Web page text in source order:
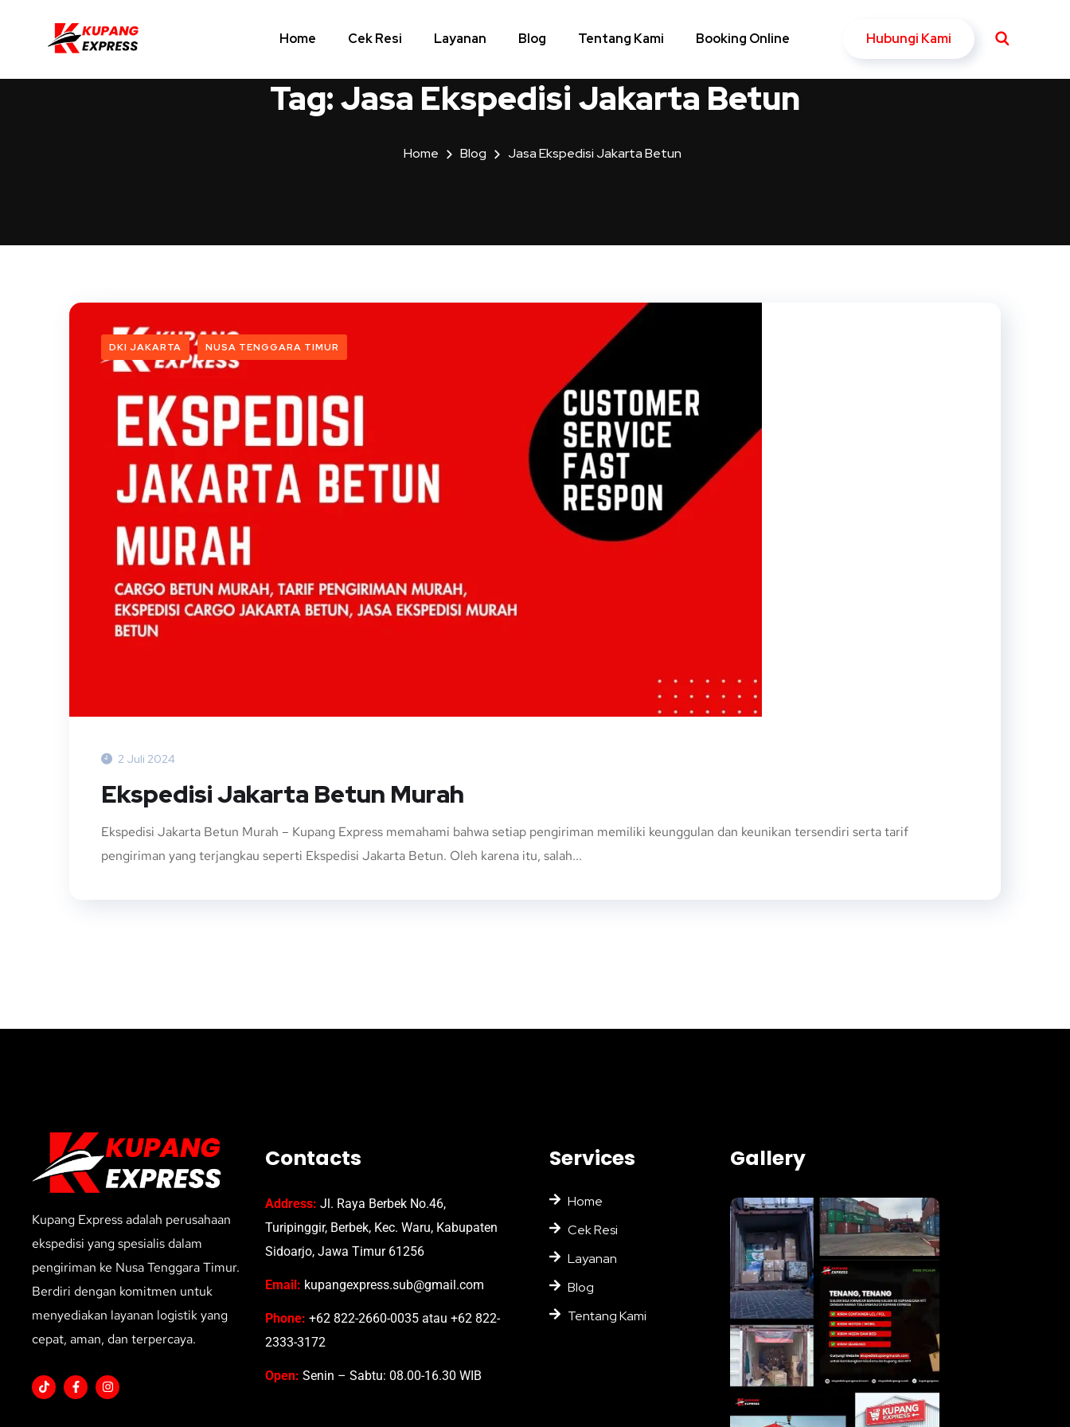
Home Cek Resi Layanan Blog Tentang Kami Booking Online Hubungi Kami
Tag:Jasa Ekspedisi Jakarta Betun
Home Blog Jasa Ekspedisi Jakarta Betun
DKI JAKARTA NUSA TENGGARA TIMUR
2 Juli 2024
Ekspedisi Jakarta Betun Murah
Ekspedisi Jakarta Betun Murah – Kupang Express memahami bahwa setiap pengiriman memiliki keunggulan dan keunikan tersendiri serta tarif
pengiriman yang terjangkau seperti Ekspedisi Jakarta Betun. Oleh karena itu, salah...
Kupang Express adalah perusahaan
ekspedisi yang spesialis dalam
pengiriman ke Nusa Tenggara Timur.
Berdiri dengan komitmen untuk
menyediakan layanan logistik yang
cepat, aman, dan terpercaya.
Contacts
Address: Jl. Raya Berbek No.46,
Turipinggir, Berbek, Kec. Waru, Kabupaten
Sidoarjo, Jawa Timur 61256
Email: kupangexpress.sub@gmail.com
Phone: +62 822-2660-0035 atau +62 822-
2333-3172
Open: Senin – Sabtu: 08.00-16.30 WIB
Services
Home
Cek Resi
Layanan
Blog
Tentang Kami
Gallery